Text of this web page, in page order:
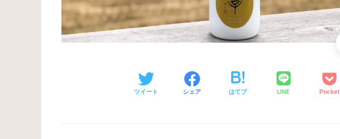
ツイート シェア はてブ LINE Pocket